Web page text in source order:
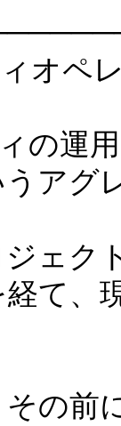
オペ
の運
アグ
ジェ
経て、
の前